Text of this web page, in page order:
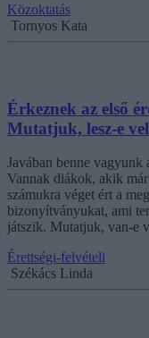
Közoktatás
Tornyos Kata
Érkeznek az első
Mutatjuk, lesz-e
Javában benne vagyunk
Vannak diákok, akik
számukra véget ért a
bizonyítványukat, ami
játszik. Mutatjuk, van-e
Érettségi-felvételi
Székács Linda